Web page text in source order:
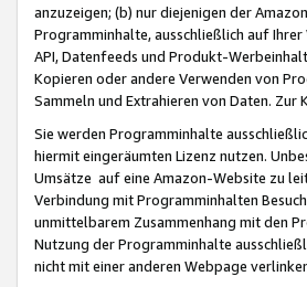
anzuzeigen; (b) nur diejenigen der
Programminhalte, ausschließlich auf
API, Datenfeeds und Produkt-
Kopieren oder andere Verwenden von
Sammeln und Extrahieren von Daten.
Sie werden Programminhalte
hiermit eingeräumten Lizenz nutzen.
Umsätze auf eine Amazon-Website zu
Verbindung mit Programminhalten
unmittelbarem Zusammenhang mit den
Nutzung der Programminhalte
nicht mit einer anderen Webpage